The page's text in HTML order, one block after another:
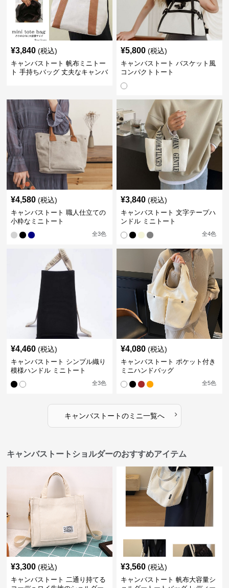
¥3,840 (税込)
キャンバストート 帆布ミニトー
ト 手持ちバッグ 丈夫なキャンバ
¥5,800 (税込)
キャンバストート バスケット風
コンパクトトート
¥4,580 (税込)
キャンバストート 職人仕立ての
小粋なミニトート
全3色
¥3,840 (税込)
キャンバストート 文字テープハ
ンドル ミニトート
全4色
¥4,460 (税込)
キャンバストート シンプル織り
模様ハンドル ミニトート
全3色
¥4,080 (税込)
キャンバストート ポケット付き
ミニハンドバッグ
全5色
キャンバストートのミニ一覧へ ›
キャンバストートショルダーのおすすめアイテム
¥3,300 (税込)
キャンバストート 二通り持てる
¥3,560 (税込)
キャンバストート 帆布大容量シ